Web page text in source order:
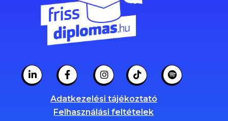
Adatkezelési tájékoztató
Felhasználási feltételek